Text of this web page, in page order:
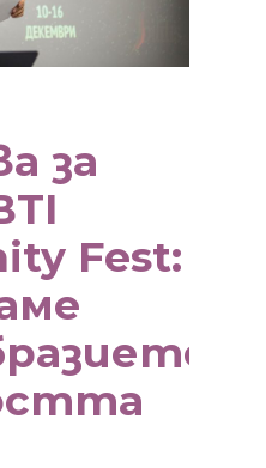
за
Fest: